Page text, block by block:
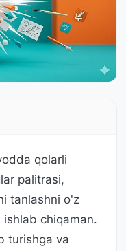
qolarli
palitrasi,
tanlashni o'z
chiqaman.
turishga va